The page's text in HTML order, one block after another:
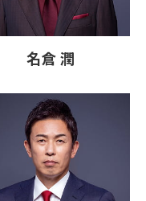
名倉 潤